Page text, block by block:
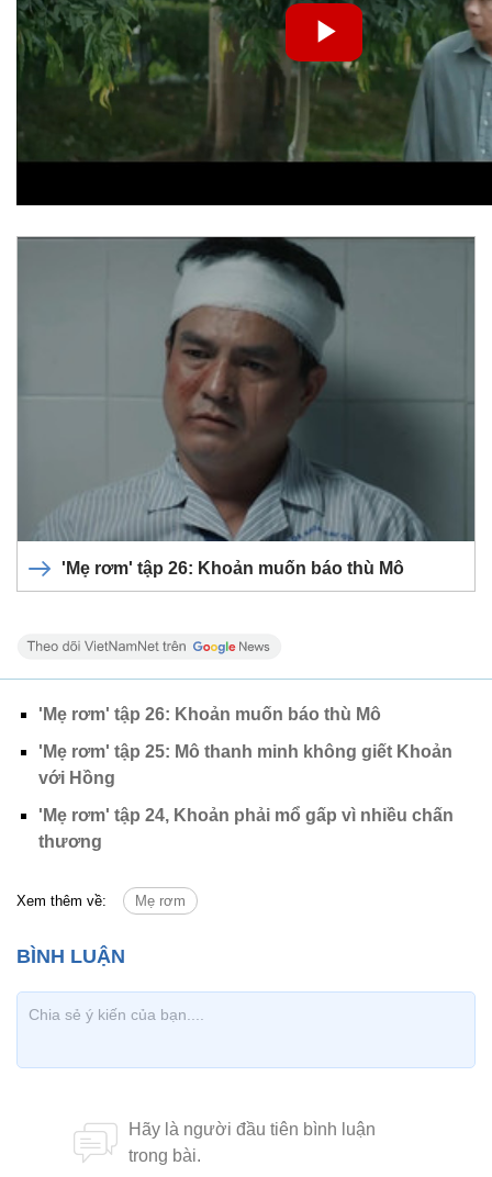
'Mẹ rơm' tập 26: Khoản muốn báo thù Mô
'Mẹ rơm' tập 26: Khoản muốn báo thù Mô
'Mẹ rơm' tập 25: Mô thanh minh không giết Khoản
với Hồng
'Mẹ rơm' tập 24, Khoản phải mổ gấp vì nhiều chấn
thương
Xem thêm về: Mẹ rơm